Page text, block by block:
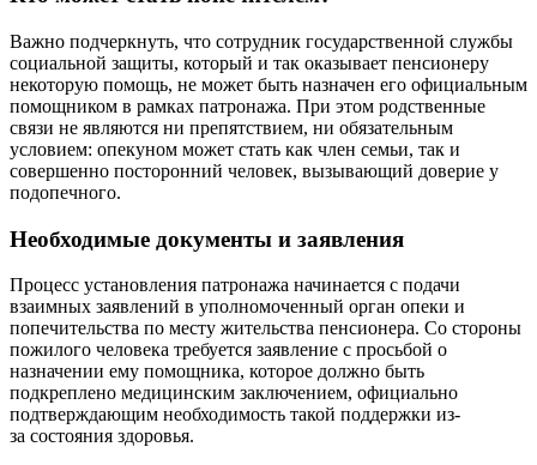
Важно подчеркнуть, что сотрудник государственной службы
социальной защиты, который и так оказывает пенсионеру
некоторую помощь, не может быть назначен его официальным
помощником в рамках патронажа. При этом родственные
связи не являются ни препятствием, ни обязательным
условием: опекуном может стать как член семьи, так и
совершенно посторонний человек, вызывающий доверие у
подопечного.
Необходимые документы и заявления
Процесс установления патронажа начинается с подачи
взаимных заявлений в уполномоченный орган опеки и
попечительства по месту жительства пенсионера. Со стороны
пожилого человека требуется заявление с просьбой о
назначении ему помощника, которое должно быть
подкреплено медицинским заключением, официально
подтверждающим необходимость такой поддержки из-
за состояния здоровья.